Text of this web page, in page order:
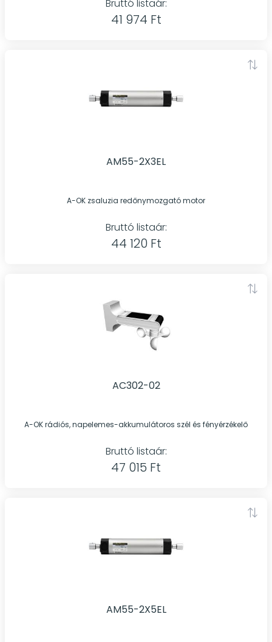
Bruttó listaár:
41 974 Ft
AM55-2X3EL
A-OK zsaluzia redőnymozgató motor
Bruttó listaár:
44 120 Ft
AC302-02
A-OK rádiós, napelemes-akkumulátoros szél és fényérzékelő
Bruttó listaár:
47 015 Ft
AM55-2X5EL